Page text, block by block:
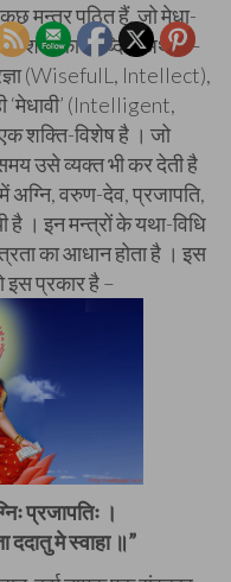
मन्त्र पठित हैं, जो मेधा-
शब्द का शाब्दिक अर्थ है –
(WisefulL, Intellect),
‘मेधावी’ (Intelligent,
शक्ति-विशेष है । जो
उसे व्यक्त भी कर देती है
में अग्नि, वरुण-देव, प्रजापति,
है । इन मन्त्रों के यथा-विधि
का आधान होता है । इस
इस प्रकार है –
प्रजापतिः ।
ददातु मे स्वाहा ॥”